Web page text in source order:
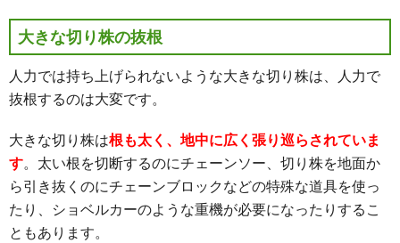
大きな切り株の抜根
人力では持ち上げられないような大きな切り株は、人力で
抜根するのは大変です。
大きな切り株は根も太く、地中に広く張り巡らされていま
す。太い根を切断するのにチェーンソー、切り株を地面か
ら引き抜くのにチェーンブロックなどの特殊な道具を使っ
たり、ショベルカーのような重機が必要になったりするこ
ともあります。